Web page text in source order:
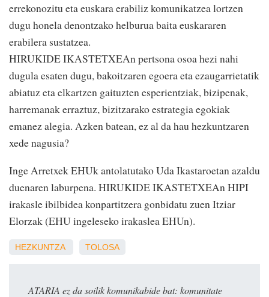
errekonozitu eta euskara erabiliz komunikatzea lortzen
dugu honela denontzako helburua baita euskararen
erabilera sustatzea.
HIRUKIDE IKASTETXEAn pertsona osoa hezi nahi
dugula esaten dugu, bakoitzaren egoera eta ezaugarrietatik
abiatuz eta elkartzen gaituzten esperientziak, bizipenak,
harremanak erraztuz, bizitzarako estrategia egokiak
emanez alegia. Azken batean, ez al da hau hezkuntzaren
xede nagusia?
Inge Arretxek EHUk antolatutako Uda Ikastaroetan azaldu
duenaren laburpena. HIRUKIDE IKASTETXEAn HIPI
irakasle ibilbidea konpartitzera gonbidatu zuen Itziar
Elorzak (EHU ingeleseko irakaslea EHUn).
HEZKUNTZA TOLOSA
ATARIA ez da soilik komunikabide bat: komunitate